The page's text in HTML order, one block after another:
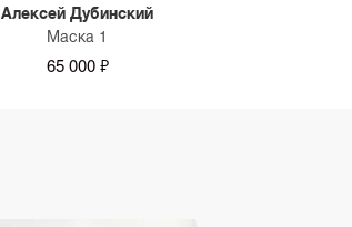
Алексей Дубинский
Маска 1
65 000 ₽